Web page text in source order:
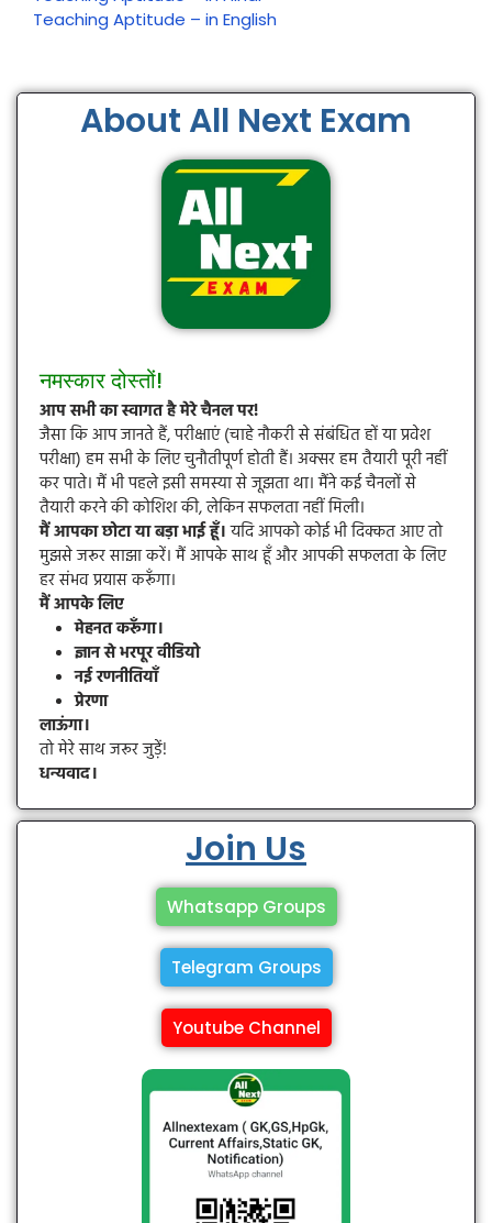
Teaching Aptitude – in English
About All Next Exam
नमस्कार दोस्तों!
आप सभी का स्वागत है मेरे चैनल पर!
जैसा कि आप जानते हैं, परीक्षाएं (चाहे नौकरी से संबंधित हों या प्रवेश
परीक्षा) हम सभी के लिए चुनौतीपूर्ण होती हैं। अक्सर हम तैयारी पूरी नहीं
कर पाते। मैं भी पहले इसी समस्या से जूझता था। मैंने कई चैनलों से
तैयारी करने की कोशिश की, लेकिन सफलता नहीं मिली।
मैं आपका छोटा या बड़ा भाई हूँ।यदि आपको कोई भी दिक्कत आए तो
मुझसे जरूर साझा करें। मैं आपके साथ हूँ और आपकी सफलता के लिए
हर संभव प्रयास करूँगा।
मैं आपके लिए
मेहनत करूँगा।
ज्ञान से भरपूर वीडियो
नई रणनीतियाँ
प्रेरणा
लाऊंगा।
तो मेरे साथ जरूर जुड़ें!
धन्यवाद।
Join Us
Whatsapp Groups
Telegram Groups
Youtube Channel